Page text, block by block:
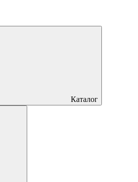
Каталог